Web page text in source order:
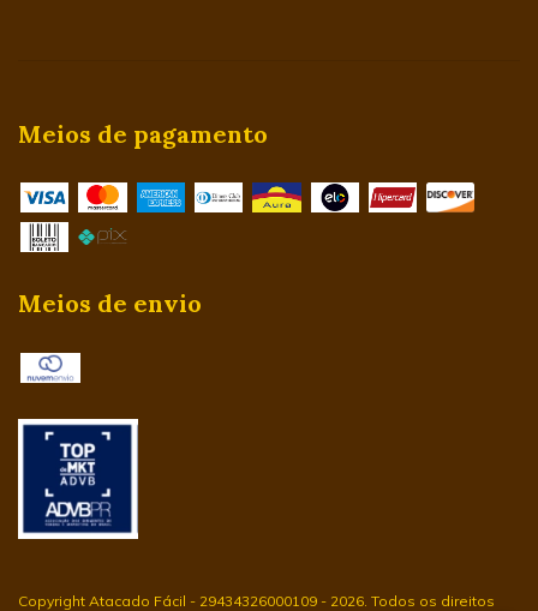
Meios de pagamento
Meios de envio
Copyright Atacado Fácil - 29434326000109 - 2026. Todos os direitos